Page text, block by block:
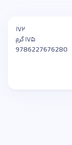
۱۷۲
۱۷۵ گرم
9786227676280